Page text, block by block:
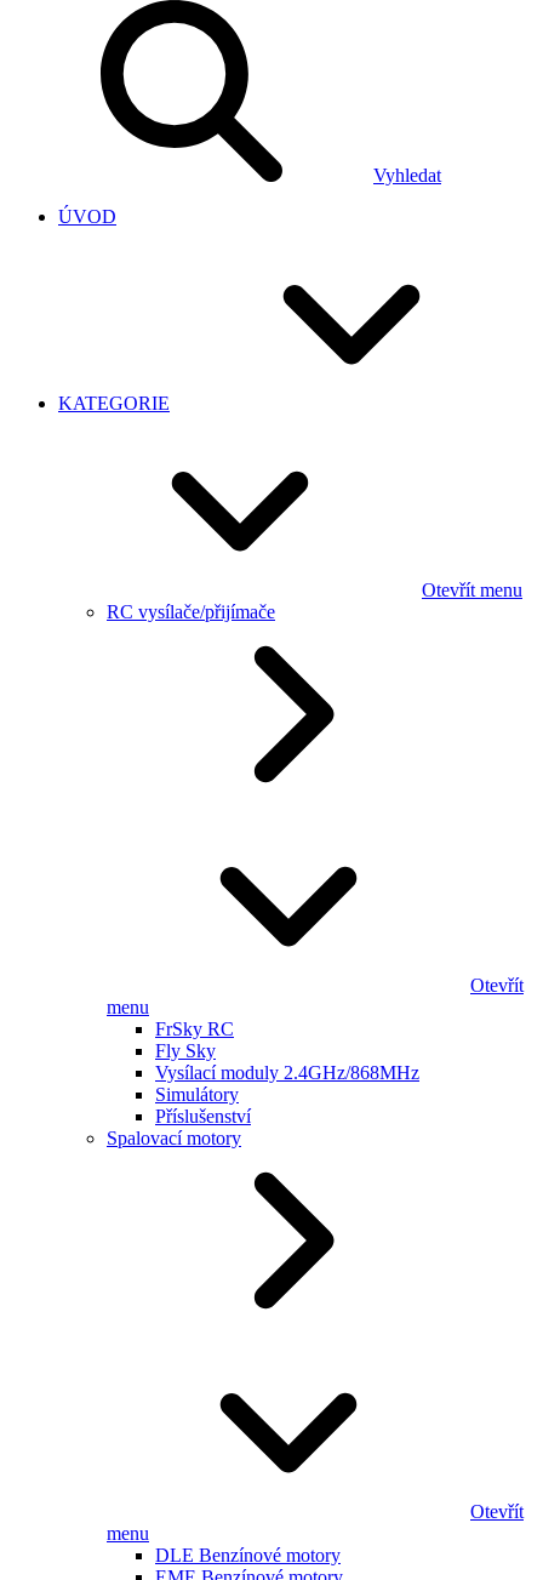
Vyhledat
ÚVOD
KATEGORIE
Otevřít menu
RC vysílače/přijímače
Otevřít
menu
FrSky RC
Fly Sky
Vysílací moduly 2.4GHz/868MHz
Simulátory
Příslušenství
Spalovací motory
Otevřít
menu
DLE Benzínové motory